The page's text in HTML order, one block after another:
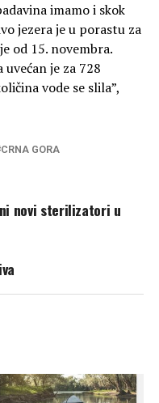
imamo i skok
jezera je u porastu za
od 15. novembra.
je za 728
vode se slila”,
CRNA GORA
novi sterilizatori u